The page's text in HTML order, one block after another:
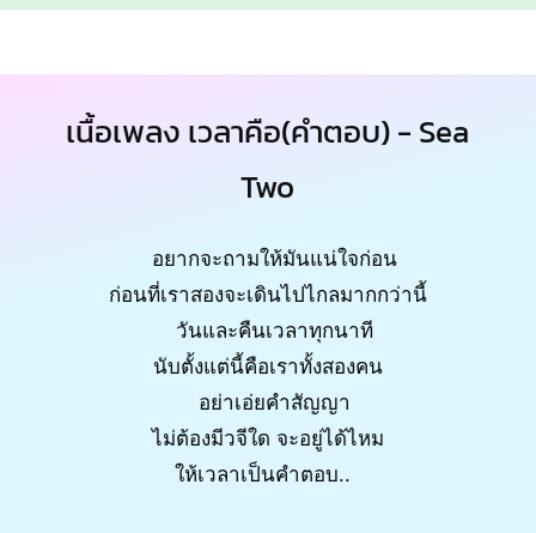
เนื้อเพลง เวลาคือ(คำตอบ) - Sea
Two
อยากจะถามให้มันแน่ใจก่อน
ก่อนที่เราสองจะเดินไปไกลมากกว่านี้
วันและคืนเวลาทุกนาที
นับตั้งแต่นี้คือเราทั้งสองคน
อย่าเอ่ยคำสัญญา
ไม่ต้องมีวจีใด จะอยู่ได้ไหม
ให้เวลาเป็นคำตอบ..